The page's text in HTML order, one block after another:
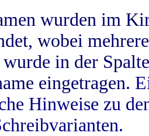
wurden im
wobei
in der
eingetragen.
Hinweise zu